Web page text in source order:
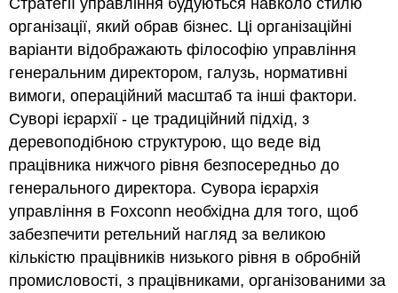
організації, який обрав бізнес. Ці організаційні
варіанти відображають філософію управління
генеральним директором, галузь, нормативні
вимоги, операційний масштаб та інші фактори.
Суворі ієрархії - це традиційний підхід, з
деревоподібною структурою, що веде від
працівника нижчого рівня безпосередньо до
генерального директора. Сувора ієрархія
управління в Foxconn необхідна для того, щоб
забезпечити ретельний нагляд за великою
кількістю працівників низького рівня в обробній
промисловості, з працівниками, організованими за